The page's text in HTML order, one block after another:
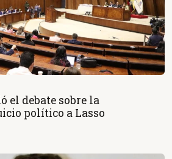
el debate sobre la
político a Lasso